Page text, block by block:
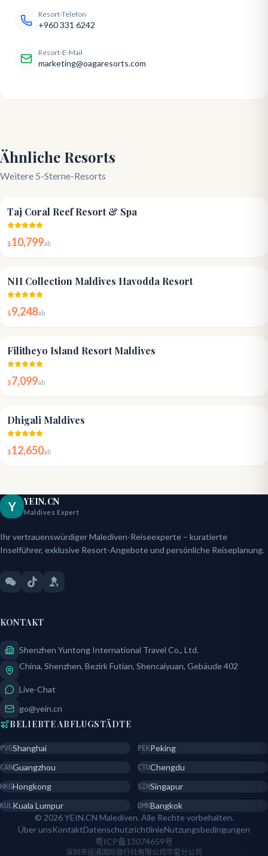
Resort-Telefon
+960 331 6242
Resort-E-Mail
marketing@oagaresorts.com
Ähnliche Resorts
Weitere 5-Sterne-Resorts
Taj Coral Reef Resort & Spa
$10,799ab
NH Collection Maldives Havodda Resort
$9,248ab
Filitheyo Island Resort Maldives
$7,099ab
Dhigali Maldives
$12,650ab
Y YEIN.CN
Maldives Expert
Ihr vertrauenswürdiger Malediven-Reiseexperte – kuratierte
Inselführer, exklusive Resort-Angebote und persönliche Reiseplanung.
KONTAKT
Shenzhen Yuntong International Travel Co., Ltd.
China, Shenzhen, Bezirk Futian, Shencaiyuan, Gebäude 402
Live-Chat
go@yein.cn
BELIEBTE ABFLUGSTÄDTE
PVGShanghai PEKPeking
CANGuangzhou CTUChengdu
HKGHongkong SINSingapur
KULKuala Lumpur DMKBangkok
© 2026 YEIN.CN Malediven. Alle Rechte vorbehalten.
Über unsKontaktDatenschutzrichtlinieNutzungsbedingungen
粤ICP备13074659号
深圳市运通国际旅行社有限公司华富分公司